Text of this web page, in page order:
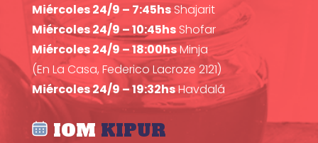
Miércoles 24/9 – 7:45hsShajarit
Miércoles 24/9 – 10:45hsShofar
Miércoles 24/9 – 18:00hsMinja
(En La Casa, Federico Lacroze 2121)
Miércoles 24/9 – 19:32hsHavdalá
IOM KIPUR